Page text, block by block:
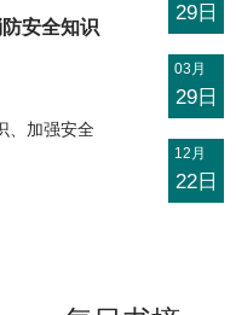
安全知识
、加强安全
29日
03月
29日
12月
22日